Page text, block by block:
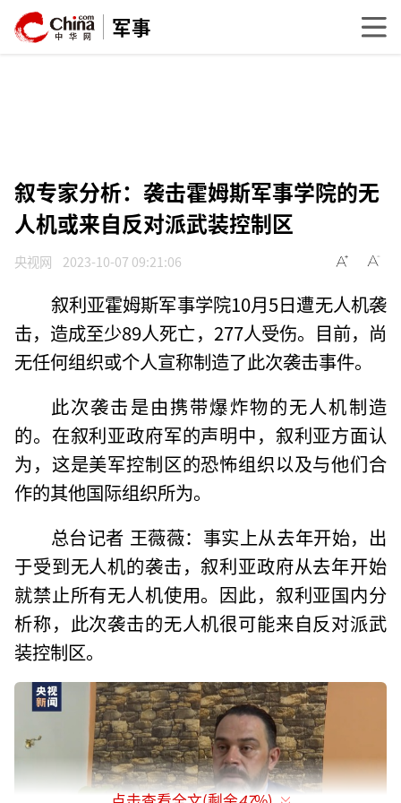
军事
叙专家分析：袭击霍姆斯军事学院的无
人机或来自反对派武装控制区
央视网 2023-10-07 09:21:06
叙利亚霍姆斯军事学院10月5日遭无人机袭
击，造成至少89人死亡，277人受伤。目前，尚
无任何组织或个人宣称制造了此次袭击事件。
此次袭击是由携带爆炸物的无人机制造
的。在叙利亚政府军的声明中，叙利亚方面认
为，这是美军控制区的恐怖组织以及与他们合
作的其他国际组织所为。
总台记者 王薇薇：事实上从去年开始，出
于受到无人机的袭击，叙利亚政府从去年开始
就禁止所有无人机使用。因此，叙利亚国内分
析称，此次袭击的无人机很可能来自反对派武
装控制区。